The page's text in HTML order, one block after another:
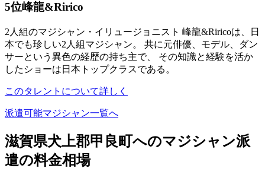
5位峰龍&Ririco
2人組のマジシャン・イリュージョニスト 峰龍&Riricoは、日
本でも珍しい2人組マジシャン。 共に元俳優、モデル、ダン
サーという異色の経歴の持ち主で、 その知識と経験を活か
したショーは日本トップクラスである。
このタレントについて詳しく
派遣可能マジシャン一覧へ
滋賀県犬上郡甲良町へのマジシャン派
遣の料金相場